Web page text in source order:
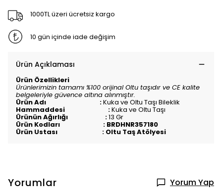
1000TL üzeri ücretsiz kargo
10 gün içinde iade değişim
Ürün Açıklaması
Ürün Özellikleri
Ürünlerimizin tamamı %100 orijinal Oltu taşıdır ve CE kalite
belgeleriyle güvence altına alınmıştır.
Ürün Adı :Kuka ve Oltu Taşı Bileklik
Hammaddesi :Kuka ve Oltu Taşı
Ürünün Ağırlığı :13 Gr
Ürün Kodları : BRDHNR357180
Ürün Ustası : Oltu Taş Atölyesi
Yorumlar Yorum Yap